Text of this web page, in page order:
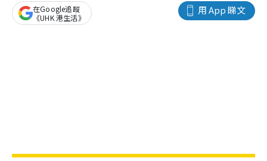
用 App 睇文
在Google追蹤
《UHK 港生活》